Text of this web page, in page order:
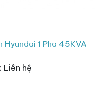
Hyundai 1 Pha 45KVA
Liên hệ